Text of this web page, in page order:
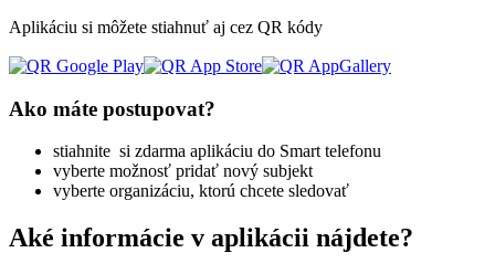
Aplikáciu si môžete stiahnuť aj cez QR kódy
Ako máte postupovat?
stiahnite si zdarma aplikáciu do Smart telefonu
vyberte možnosť pridať nový subjekt
vyberte organizáciu, ktorú chcete sledovať
Aké informácie v aplikácii nájdete?